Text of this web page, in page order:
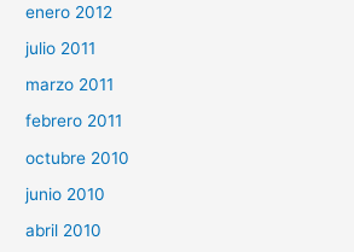
enero 2012
julio 2011
marzo 2011
febrero 2011
octubre 2010
junio 2010
abril 2010